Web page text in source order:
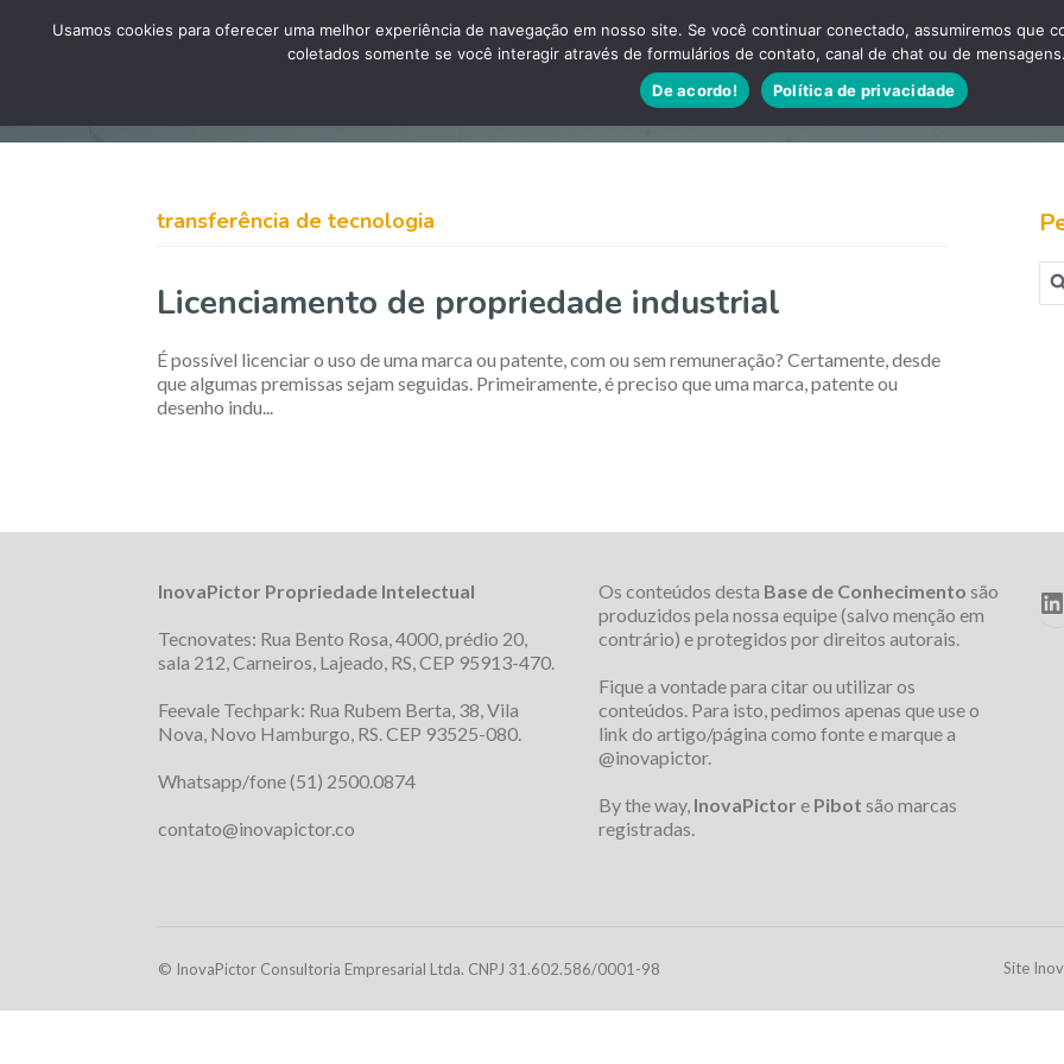
Artigos
transferência de tecnologia
Licenciamento de propriedade industrial
É possível licenciar o uso de uma marca ou patente, com ou sem remuneração? Certamente, desde
que algumas premissas sejam seguidas. Primeiramente, é preciso que uma marca, patente ou
desenho indu...
InovaPictor Propriedade Intelectual
Tecnovates: Rua Bento Rosa, 4000, prédio 20,
sala 212, Carneiros, Lajeado, RS, CEP 95913-470.
Feevale Techpark: Rua Rubem Berta, 38, Vila
Nova, Novo Hamburgo, RS. CEP 93525-080.
Whatsapp/fone (51) 2500.0874
contato@inovapictor.co
Os conteúdos desta Base de Conhecimento são
produzidos pela nossa equipe (salvo menção em
contrário) e protegidos por direitos autorais.
Fique a vontade para citar ou utilizar os
conteúdos. Para isto, pedimos apenas que use o
link do artigo/página como fonte e marque a
@inovapictor.
By the way, InovaPictor e Pibot são marcas
registradas.
© InovaPictor Consultoria Empresarial Ltda. CNPJ 31.602.586/0001-98 Site
Usamos cookies para oferecer uma melhor experiência de navegação em nosso site. Se você continuar conectado, assumiremos que
coletados somente se você interagir através de formulários de contato, canal de chat ou de
De acordo!
Política de privacidade